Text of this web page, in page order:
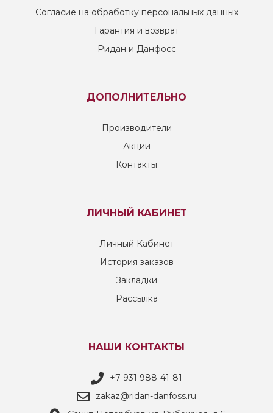
Согласие на обработку персональных данных
Гарантия и возврат
Ридан и Данфосс
ДОПОЛНИТЕЛЬНО
Производители
Акции
Контакты
ЛИЧНЫЙ КАБИНЕТ
Личный Кабинет
История заказов
Закладки
Рассылка
НАШИ КОНТАКТЫ
+7 931 988-41-81
zakaz@ridan-danfoss.ru